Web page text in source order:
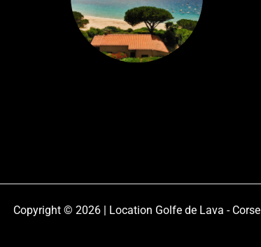
Copyright © 2026 | Location Golfe de Lava - Corse